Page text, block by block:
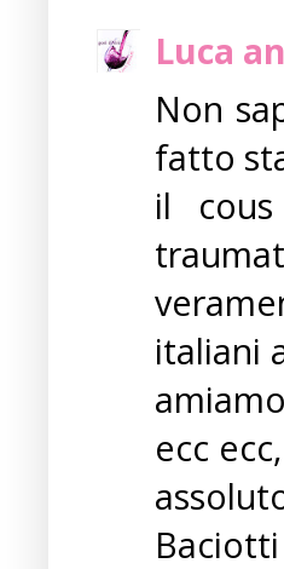
Luca
Non
fatto
il
italiani
ecc